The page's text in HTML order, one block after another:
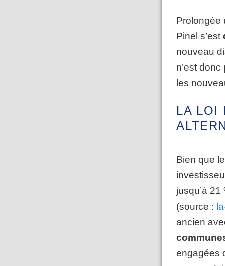
Prolongée
Pinel s’est
nouveau
n’est
les
LA LOI
Bien que
jusqu’à
(source :
ancien
engagées